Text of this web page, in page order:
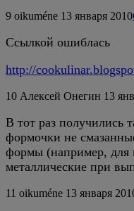
9 oikuméne 13 января 2010
Ссылкой ошиблась
http://
10 Алексей Онегин 13
В тот раз получились
формочки не
формы (например, для
металлические при
11 oikuméne 13 января